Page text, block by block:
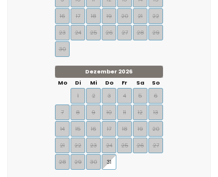
16 17 18 19 20 21 22
23 24 25 26 27 28 29
30
Dezember 2026
Mo
Di Mi Do Fr Sa
So
1
2 3 4 5 6
7 8 9 10 11 12 13
14 15 16 17 18 19 20
21 22 23 24 25 26 27
28 29 30 31